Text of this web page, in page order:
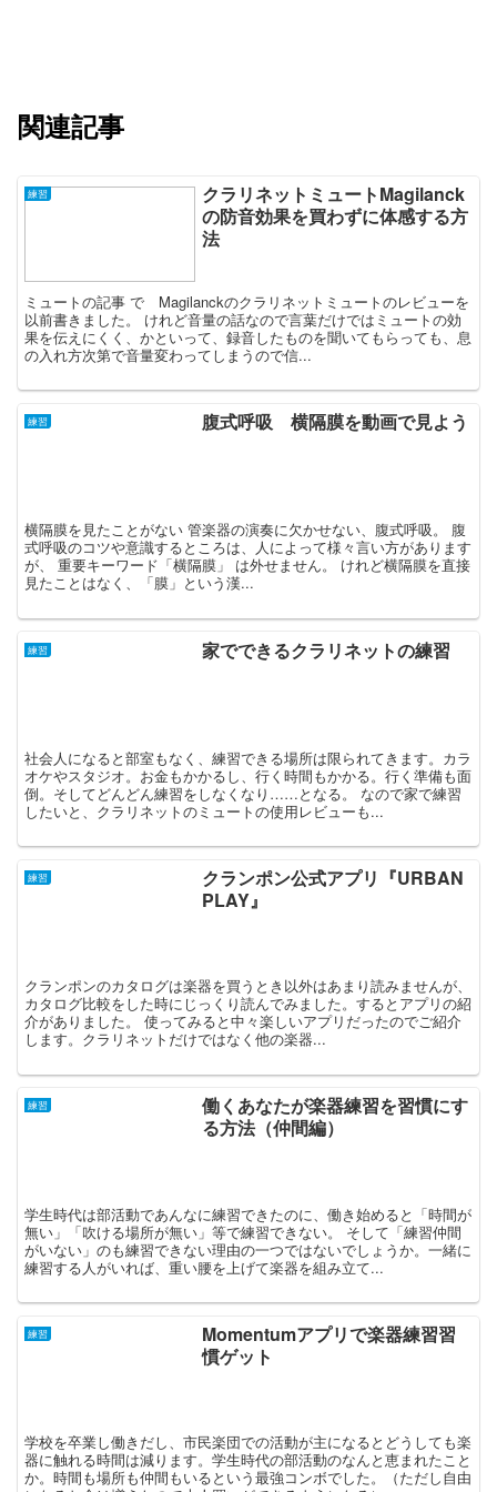
関連記事
練習
クラリネットミュートMagilanck
の防音効果を買わずに体感する方
法
ミュートの記事 で Magilanckのクラリネットミュートのレビューを
以前書きました。 けれど音量の話なので言葉だけではミュートの効
果を伝えにくく、かといって、録音したものを聞いてもらっても、息
の入れ方次第で音量変わってしまうので信...
練習 腹式呼吸 横隔膜を動画で見よう
横隔膜を見たことがない 管楽器の演奏に欠かせない、腹式呼吸。 腹
式呼吸のコツや意識するところは、人によって様々言い方があります
が、 重要キーワード「横隔膜」 は外せません。 けれど横隔膜を直接
見たことはなく、「膜」という漢...
練習 家でできるクラリネットの練習
社会人になると部室もなく、練習できる場所は限られてきます。カラ
オケやスタジオ。お金もかかるし、行く時間もかかる。行く準備も面
倒。そしてどんどん練習をしなくなり……となる。 なので家で練習
したいと、クラリネットのミュートの使用レビューも...
練習
クランポン公式アプリ『URBAN
PLAY』
クランポンのカタログは楽器を買うとき以外はあまり読みませんが、
カタログ比較をした時にじっくり読んでみました。するとアプリの紹
介がありました。 使ってみると中々楽しいアプリだったのでご紹介
します。クラリネットだけではなく他の楽器...
練習
働くあなたが楽器練習を習慣にす
る方法（仲間編）
学生時代は部活動であんなに練習できたのに、働き始めると「時間が
無い」「吹ける場所が無い」等で練習できない。 そして「練習仲間
がいない」のも練習できない理由の一つではないでしょうか。一緒に
練習する人がいれば、重い腰を上げて楽器を組み立て...
練習
Momentumアプリで楽器練習習
慣ゲット
学校を卒業し働きだし、市民楽団での活動が主になるとどうしても楽
器に触れる時間は減ります。学生時代の部活動のなんと恵まれたこと
か。時間も場所も仲間もいるという最強コンボでした。（ただし自由